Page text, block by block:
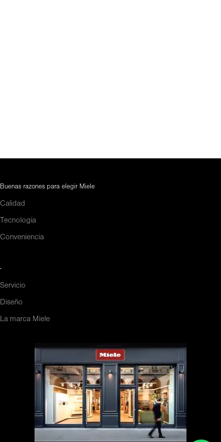
Buenas razones para elegir Miele
Calidad
Tecnología
Conveniencia
-
Servicio
Diseño
La marca Miele